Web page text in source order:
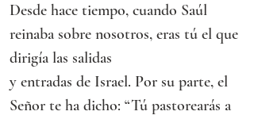
Desde hace tiempo, cuando Saúl
reinaba sobre nosotros, eras tú el que
dirigía las salidas
y entradas de Israel. Por su parte, el
Señor te ha dicho: “Tú pastorearás a